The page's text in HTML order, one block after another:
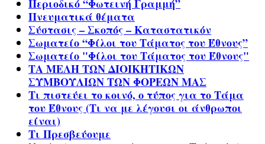
Περιοδικό “Φωτεινή Γραμμή”
Πνευματικά θέματα
Σύστασις – Σκοπός – Καταστατικόν
Σωματείο “Φίλοι του Τάματος του Έθνους”
Σωματείο "Φίλοι του Τάματος του Έθνους"
ΤΑ ΜΕΛΗ ΤΩΝ ΔΙΟΙΚΗΤΙΚΩΝ
ΣΥΜΒΟΥΛΙΩΝ ΤΩΝ ΦΟΡΕΩΝ ΜΑΣ
Τι πιστεύει το κοινό, ο τύπος για το Τάμα
του Έθνους (Τι να με λέγουσι οι άνθρωποι
είναι)
Τι Πρεσβεύουμε